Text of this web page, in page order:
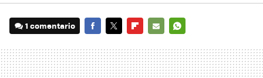
1 comentario
MAIL